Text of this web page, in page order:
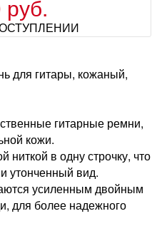
руб.
для гитары, кожаный,
гитарные ремни,
кожи.
ниткой в одну строчку, что
утонченный вид.
усиленным двойным
для более надежного